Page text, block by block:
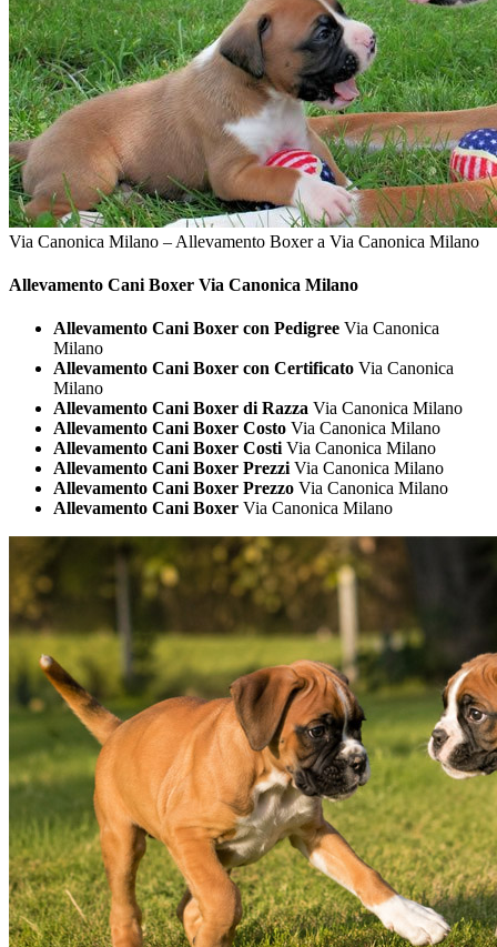
Via Canonica Milano – Allevamento Boxer a Via Canonica Milano
Allevamento Cani Boxer Via Canonica Milano
Allevamento Cani Boxer con Pedigree Via Canonica
Milano
Allevamento Cani Boxer con Certificato Via Canonica
Milano
Allevamento Cani Boxer di Razza Via Canonica Milano
Allevamento Cani Boxer Costo Via Canonica Milano
Allevamento Cani Boxer Costi Via Canonica Milano
Allevamento Cani Boxer Prezzi Via Canonica Milano
Allevamento Cani Boxer Prezzo Via Canonica Milano
Allevamento Cani Boxer Via Canonica Milano